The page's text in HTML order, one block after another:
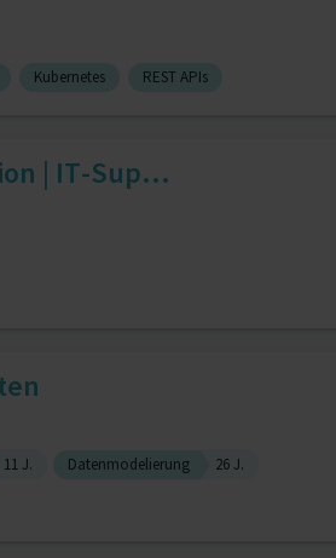
Kubernetes REST APIs
| IT-Sup...
11 J. Datenmodelierung
26 J.